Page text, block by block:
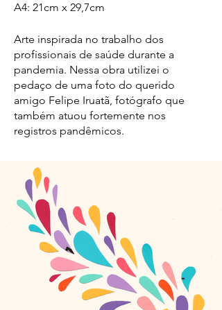
A4: 21cm x 29,7cm
Arte inspirada no trabalho dos
profissionais de saúde durante a
pandemia. Nessa obra utilizei o
pedaço de uma foto do querido
amigo Felipe Iruatã, fotógrafo que
também atuou fortemente nos
registros pandêmicos.